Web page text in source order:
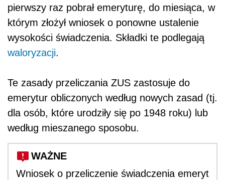
pierwszy raz pobrał emeryturę, do miesiąca, w
którym złożył wniosek o ponowne ustalenie
wysokości świadczenia. Składki te podlegają
waloryzacji.
Te zasady przeliczania ZUS zastosuje do
emerytur obliczonych według nowych zasad (tj.
dla osób, które urodziły się po 1948 roku) lub
według mieszanego sposobu.
WAŻNE
Wniosek o przeliczenie świadczenia emeryt